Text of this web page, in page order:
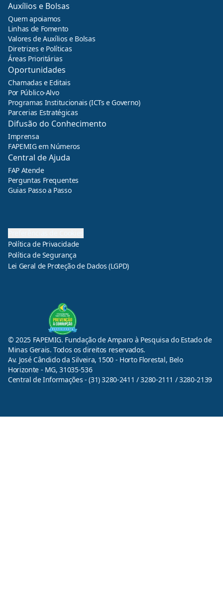
Auxílios e Bolsas
Quem apoiamos
Linhas de Fomento
Valores de Auxílios e Bolsas
Diretrizes e Políticas
Áreas Prioritárias
Oportunidades
Chamadas e Editais
Por Público-Alvo
Programas Institucionais (ICTs e Governo)
Parcerias Estratégicas
Difusão do Conhecimento
Imprensa
FAPEMIG em Números
Central de Ajuda
FAP Atende
Perguntas Frequentes
Guias Passo a Passo
Política de Privacidade
Política de Segurança
Lei Geral de Proteção de Dados (LGPD)
© 2025 FAPEMIG. Fundação de Amparo à Pesquisa do Estado de
Minas Gerais. Todos os direitos reservados.
Av. José Cândido da Silveira, 1500 - Horto Florestal, Belo
Horizonte - MG, 31035-536
Central de Informações - (31) 3280-2411 / 3280-2111 / 3280-2139